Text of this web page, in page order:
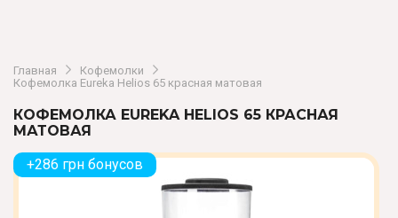
Главная
Кофемолки
Кофемолка Eureka Helios 65 красная матовая
КОФЕМОЛКА EUREKA HELIOS 65 КРАСНАЯ
МАТОВАЯ
+286 грн бонусов